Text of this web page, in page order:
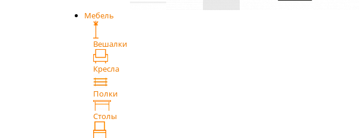
Мебель
Вешалки
Кресла
Полки
Столы